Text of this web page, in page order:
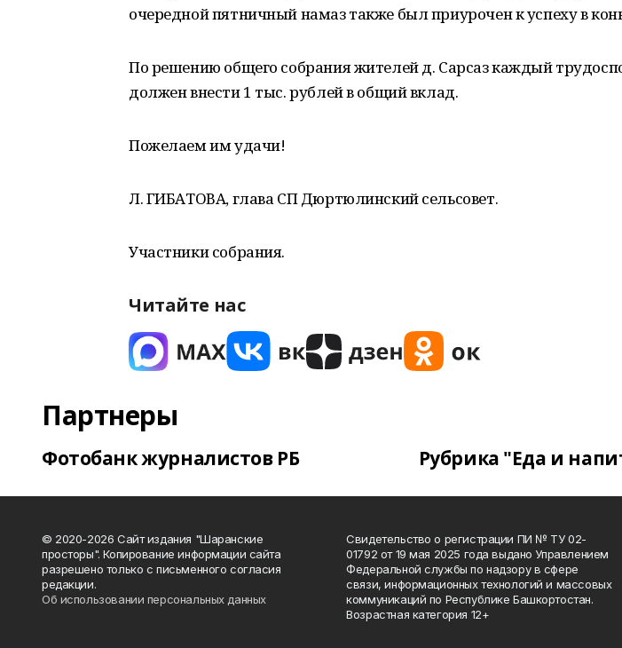
очередной пятничный намаз также был приурочен к успеху в
По решению общего собрания жителей д. Сарсаз каждый
должен внести 1 тыс. рублей в общий вклад.
Пожелаем им удачи!
Л. ГИБАТОВА, глава СП Дюртюлинский сельсовет.
Участники собрания.
Читайте нас
Партнеры
Фотобанк журналистов РБ Рубрика "Еда и
© 2020-2026 Сайт издания "Шаранские
просторы". Копирование информации сайта
разрешено только с письменного согласия
редакции.
Об использовании персональных данных
Свидетельство о регистрации ПИ № ТУ 02-
01792 от 19 мая 2025 года выдано Управлением
Федеральной службы по надзору в сфере
связи, информационных технологий и массовых
коммуникаций по Республике Башкортостан.
Возрастная категория 12+